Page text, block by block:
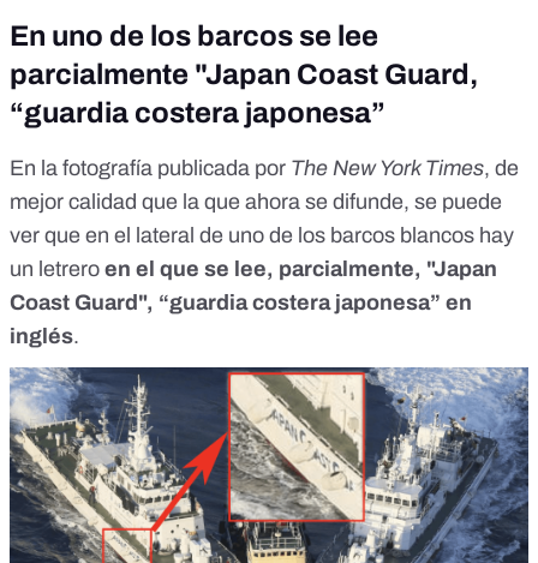
En uno de los barcos se lee
parcialmente "Japan Coast Guard,
“guardia costera japonesa”
En la fotografía publicada por The New York Times, de
mejor calidad que la que ahora se difunde, se puede
ver que en el lateral de uno de los barcos blancos hay
un letrero en el que se lee, parcialmente, "Japan
Coast Guard", “guardia costera japonesa” en
inglés.